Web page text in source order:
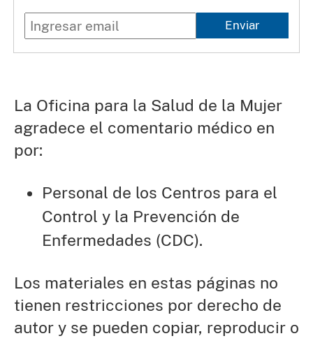
Enviar
La Oficina para la Salud de la Mujer
agradece el comentario médico en
por:
Personal de los Centros para el
Control y la Prevención de
Enfermedades (CDC).
Los materiales en estas páginas no
tienen restricciones por derecho de
autor y se pueden copiar, reproducir o